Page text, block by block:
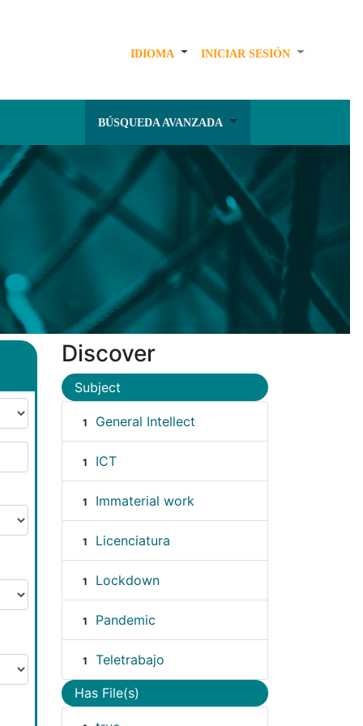
IDIOMA INICIAR SESIÓN
BÚSQUEDA AVANZADA
Discover
Subject
1 General Intellect
1 ICT
1 Immaterial work
1 Licenciatura
1 Lockdown
1 Pandemic
1 Teletrabajo
Has File(s)